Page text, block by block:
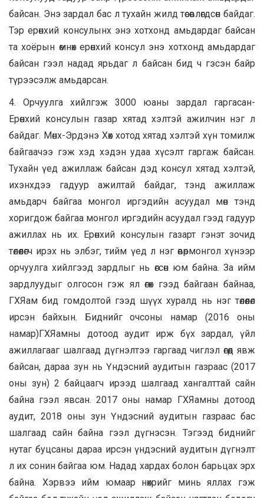
байсан. Энэ зардал бас л тухайн жилд төсөвлөгдсөн байдаг.
Тэр ерөнхий консулынх энэ хотхонд амьдардаг байсан
та хоёрын өмнөх ерөнхий консул энэ хотхонд амьдардаг
байсан гээл надад ярьдаг л байсан бид ч гэсэн байр
түрээсэлж амьдарсан.
4. Орчуулга хийлгэж 3000 юаны зардал гаргасан-
Ерөнхий консулын газар хятад хэлтэй ажилчин нэг л
байдаг. Мөнх-Эрдэнэ Хөх хотод хятад хэлтэй хүн томилж
байгаачээ гэж хэд хэдэн удаа хүсэлт гаргаж байсан.
Тухайн үед ажиллаж байсан дэд консул хятад хэлтэй,
ихэнхдээ гадуур ажилтай байдаг, тэнд ажиллаж
амьдарч байгаа монгол иргэдийн асуудал мөн тэнд
хоригдож байгаа монгол иргэдийн асуудал гээд гадуур
ажиллах нь их. Ерөнхий консулын газарт гэнэт зочид
төлөөлөгч ирэх нь элбэг, тийм үед л нэг өвөрмонгол хүнээр
орчуулга хийлгээд зардлыг нь өгсөн юм байна. За ийм
зардлуудыг олгосон гэж ял өгөх гээд байгаан байнаа,
ГХЯам бид гомдолтой гээд шүүх хуралд нь нэг төлөөлөл
ирсэн байхын. Биднийг очсоны намар (2016 оны
намар)ГХЯамны дотоод аудит ирж бүх зардал, үйл
ажиллагааг шалгаад дүгнэлтээ гаргаад чиглэл өгөөд явж
байсан, дараа зун нь Үндэсний аудитын газраас (2017
оны зун) 2 байцаагч ирээд шалгаад хангалттай сайн
байна гээл явсан. 2017 оны намар ГХЯамны дотоод
аудит, 2018 оны зун Үндэсний аудитын газраас бас
шалгаад сайн байна гээл дүгнэсэн. Тэгээд биднийг
нутаг буцсаны дараа ирсэн үндэсний аудитын дүгнэлт
л их сонин байгаа юм. Надад хардах болон барьцах эрх
байна. Хэрвээ ийм юмаар нөхрийг минь яллах гэж